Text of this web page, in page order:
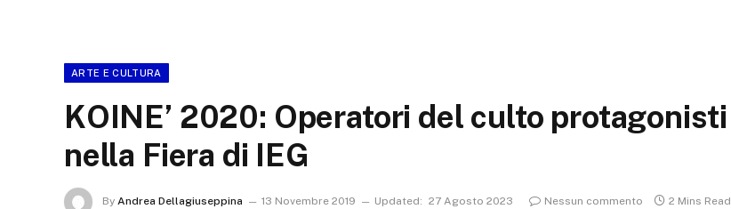
ARTE E CULTURA
KOINE’ 2020: Operatori del culto protagonisti
nella Fiera di IEG
By Andrea Dellagiuseppina 13 Novembre 2019 Updated: 27 Agosto 2023 Nessun commento 2 Mins Read